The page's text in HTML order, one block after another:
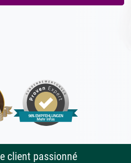
client passionné